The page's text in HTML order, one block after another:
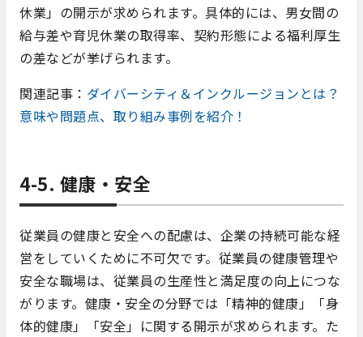
休業」の開示が求められます。具体的には、男女間の
給与差や育児休業の取得率、契約形態による福利厚生
の差などが挙げられます。
関連記事： ダイバーシティ＆インクルージョンとは？
意味や問題点、取り組み事例を紹介！
4-5. 健康・安全
従業員の健康と安全への配慮は、企業の持続可能な経
営をしていくために不可欠です。従業員の健康管理や
安全な職場は、従業員の生産性と満足度の向上につな
がります。健康・安全の分野では「精神的健康」「身
体的健康」「安全」に関する開示が求められます。た